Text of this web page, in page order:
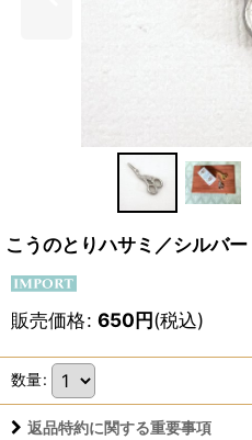
こうのとりハサミ／シルバー
販売価格: 650円(税込)
数量:
返品特約に関する重要事項